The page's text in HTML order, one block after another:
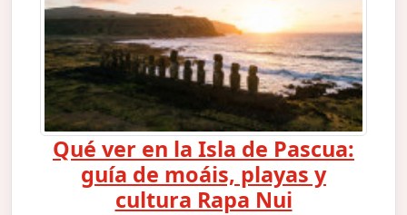
Qué ver en la Isla de Pascua:
guía de moáis, playas y
cultura Rapa Nui